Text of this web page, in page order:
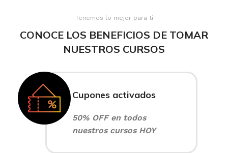
Tenemos lo mejor para ti
CONOCE LOS BENEFICIOS DE TOMAR
NUESTROS CURSOS
Cupones activados
50% OFF en todos
nuestros cursos HOY